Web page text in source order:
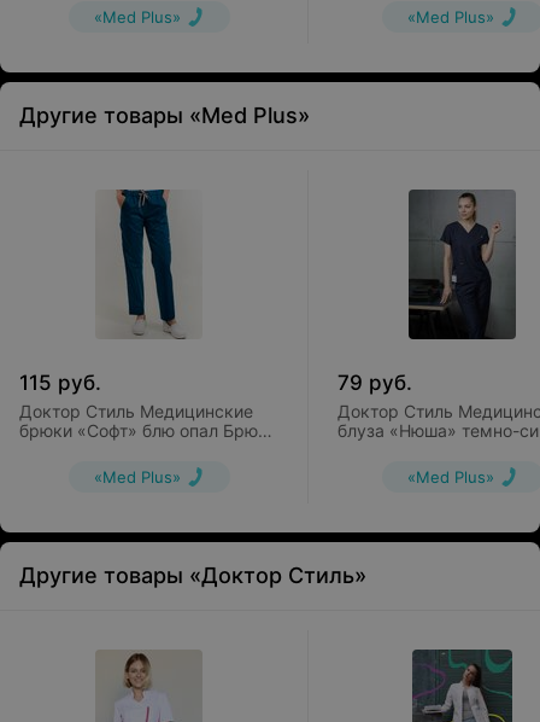
«Med Plus» «Med Plus»
Другие товары «Med Plus»
115 руб.
Доктор Стиль Медицинские
брюки «Софт» блю опал Брю
«Med Plus»
79 руб.
Доктор Стиль
блуза «Нюша» темно-
«Med Plus»
Другие товары «Доктор Стиль»